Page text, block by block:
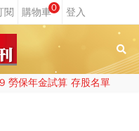
0
勞保年金試算 存股名單